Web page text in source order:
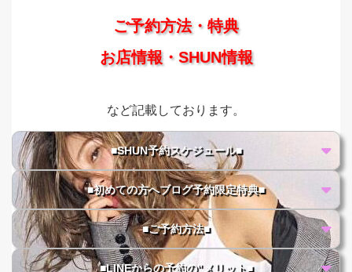
ご予約方法・特典
お店情報・SHUN情報
など記載しております。
■SHUN予約スケジュール■
■初めての方へブログ予約限定特典■
■ご予約方法■
■LINEからの予約の"メリット■